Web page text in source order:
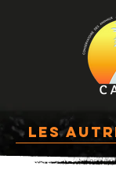
LES